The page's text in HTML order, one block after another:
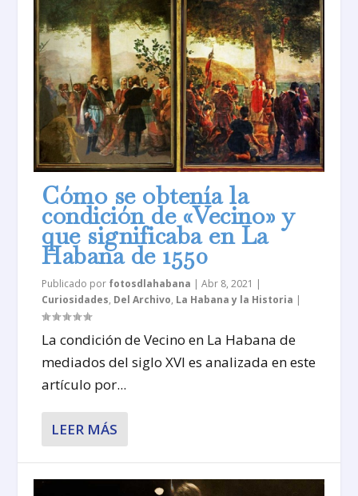
Cómo se obtenía la
condición de «Vecino» y
que significaba en La
Habana de 1550
Publicado por fotosdlahabana |Abr 8, 2021 |
Curiosidades, Del Archivo, La Habana y la Historia |
La condición de Vecino en La Habana de
mediados del siglo XVI es analizada en este
artículo por...
LEER MÁS